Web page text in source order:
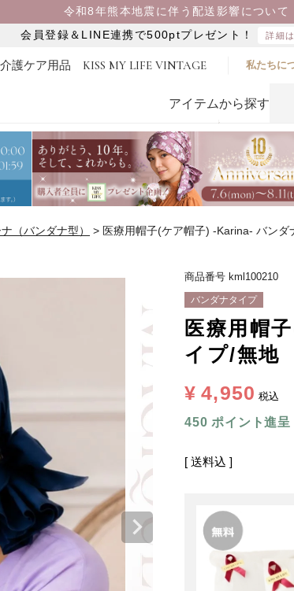
令和8年熊本地震に伴う配送影響について
会員登録＆LINE連携で500ptプレゼント！
詳細
護ケア用品 KISS MY LIFE VINTAGE 私たちに
アイテムから探す
（バンダナ型） 医療用帽子(ケア帽子) -Karina- バンダ
商品番号 kml100210
バンダナタイプ
医療用帽
イプ/無地
¥ 4,950 税込
450 ポイント進呈
送料込